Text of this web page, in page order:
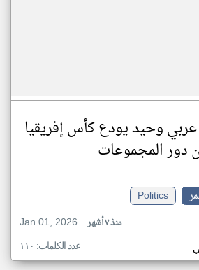
وحيد يودع كأس إفريقيا
Politics
Jan 01, 2026
منذ ٧ أشهر
عدد الكلمات: ١١٠